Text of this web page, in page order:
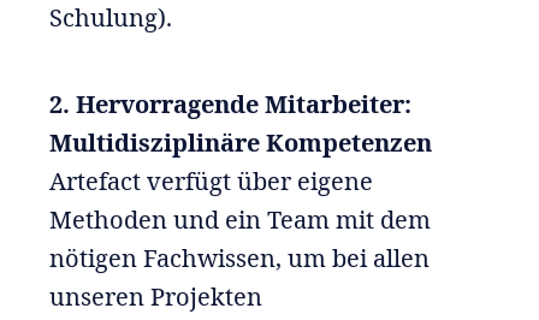
Schulung).
2. Hervorragende Mitarbeiter:
Multidisziplinäre Kompetenzen
Artefact verfügt über eigene
Methoden und ein Team mit dem
nötigen Fachwissen, um bei allen
unseren Projekten